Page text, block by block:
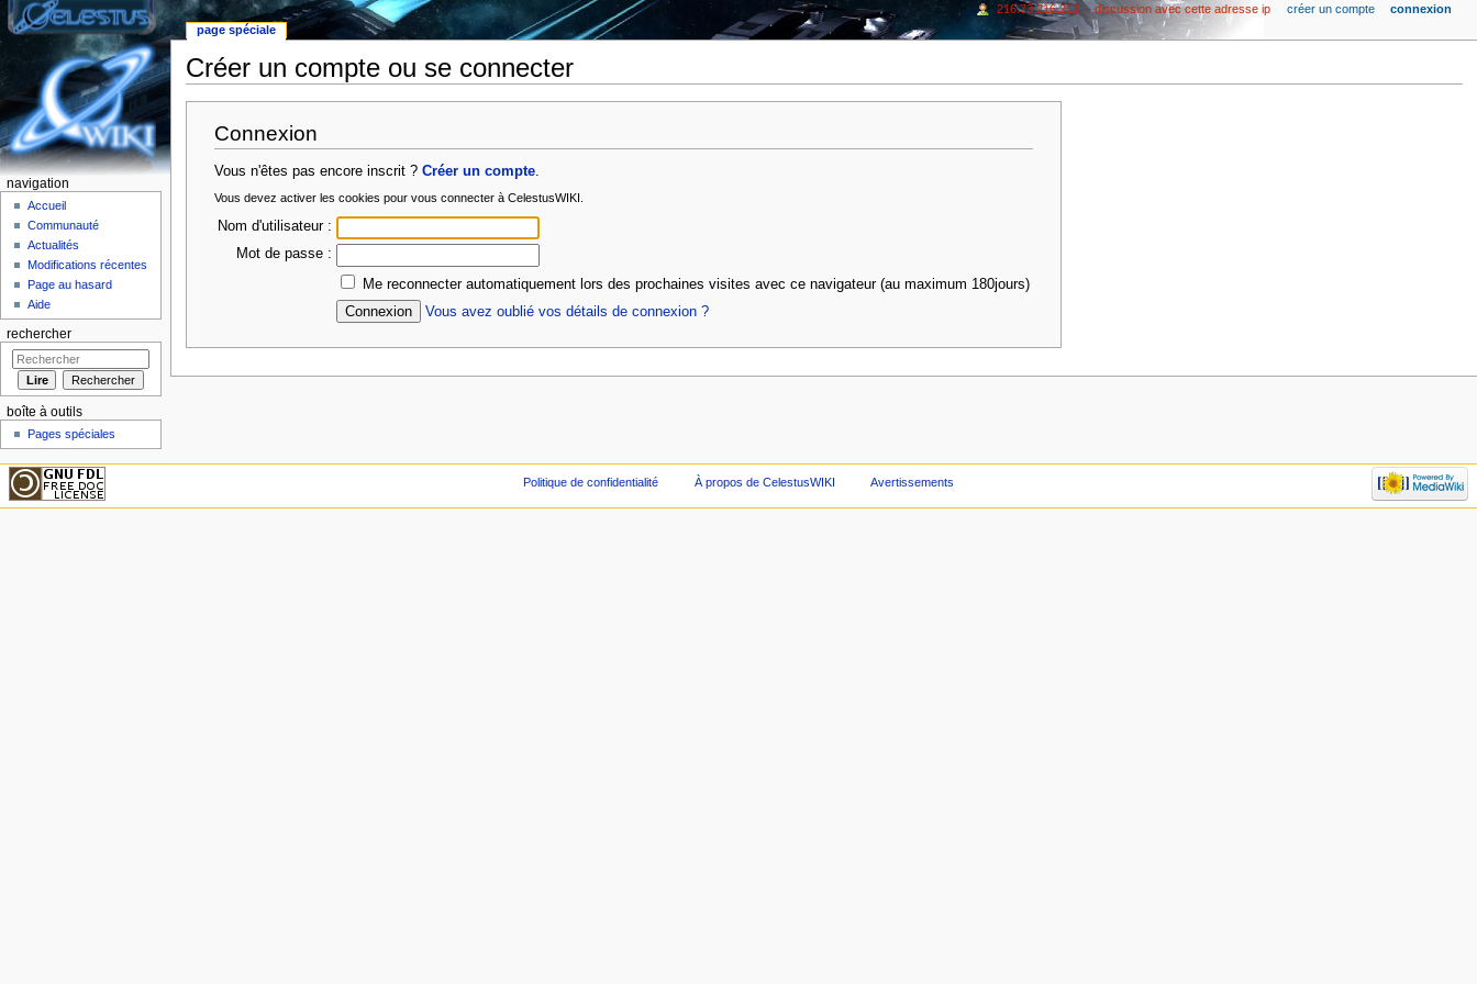
Créer un compte ou se connecter
Connexion
Vous n'êtes pas encore inscrit ?Créer un compte.
Vous devez activer les cookies pour vous connecter à CelestusWIKI.
Nom d'utilisateur :
Mot de passe :
Me reconnecter automatiquement lors des prochaines visites avec ce navigateur (au maximum 180jours)
Vous avez oublié vos détails de connexion ?
page spéciale
216.73.216.212 discussion avec cette adresse ip créer un compte connexion
navigation
Accueil
Communauté
Actualités
Modifications récentes
Page au hasard
Aide
rechercher
boîte à outils
Pages spéciales
Politique de confidentialité À propos de CelestusWIKI Avertissements